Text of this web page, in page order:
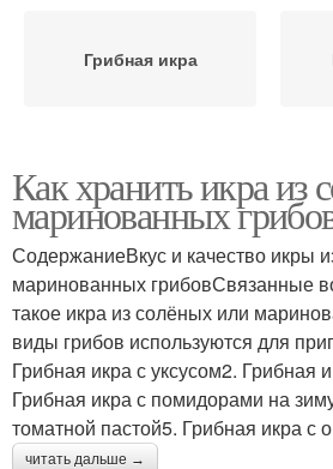
Грибная икра
Икра с помидорами
Икра с овощами
Икра с лимонным соком
Как хранить икра из
маринованных
СодержаниеВкус и качество икры
маринованных грибовСвязанные
такое икра из солёных или
виды грибов используются для
Грибная икра с уксусом2. Грибная
Грибная икра с помидорами на
томатной пастой5. Грибная икра с
читать дальше →